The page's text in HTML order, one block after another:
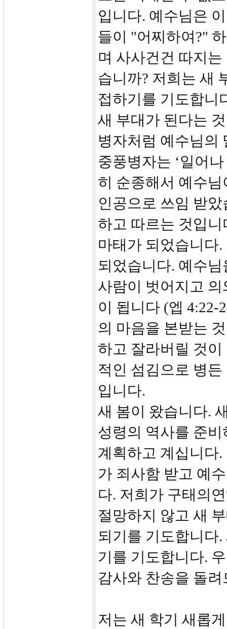
입니다. 예수님은
들이 "어찌하여?"
며 사사건건 따지
습니까? 저희는 새
접하기를 기도합니
새 부대가 된다는
병자처럼 예수님의
중풍병자는 ‘일어
히 순종해서 예수
인공으로 쓰임 받
하고 따르는 것입
마태가 되었습니다
되었습니다. 예수
사람이 벗어지고
이 됩니다 (엡 4:22-
의 마음을 본받는
하고 잘라버릴 것
적인 섬김으로 병
입니다.
새 봄이 왔습니다.
성령의 역사를 준
계획하고 계십니다
가 죄사함 받고 예
다. 저희가 구태의
절망하지 않고 새
되기를 기도합니다
기를 기도합니다.
감사와 찬송을 돌
저는 새 학기 새롭